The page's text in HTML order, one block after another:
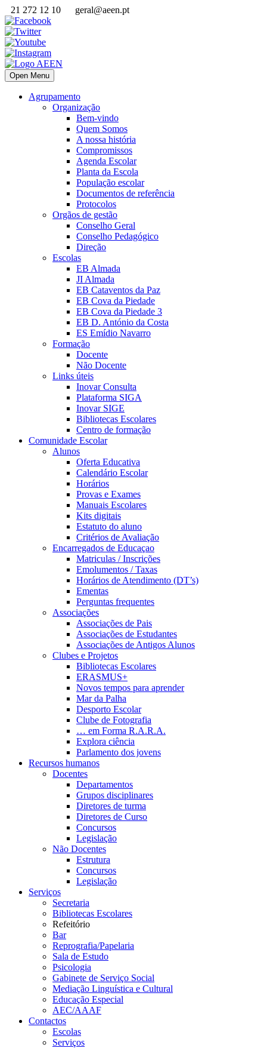
21 272 12 10 geral@aeen.pt
Open Menu
Agrupamento
Organização
Bem-vindo
Quem Somos
A nossa história
Compromissos
Agenda Escolar
Planta da Escola
População escolar
Documentos de referência
Protocolos
Orgãos de gestão
Conselho Geral
Conselho Pedagógico
Direção
Escolas
EB Almada
JI Almada
EB Cataventos da Paz
EB Cova da Piedade
EB Cova da Piedade 3
EB D. António da Costa
ES Emídio Navarro
Formação
Docente
Não Docente
Links úteis
Inovar Consulta
Plataforma SIGA
Inovar SIGE
Bibliotecas Escolares
Centro de formação
Comunidade Escolar
Alunos
Oferta Educativa
Calendário Escolar
Horários
Provas e Exames
Manuais Escolares
Kits digitais
Estatuto do aluno
Critérios de Avaliação
Encarregados de Educaçao
Matriculas / Inscrições
Emolumentos / Taxas
Horários de Atendimento (DT’s)
Ementas
Perguntas frequentes
Associações
Associações de Pais
Associações de Estudantes
Associações de Antigos Alunos
Clubes e Projetos
Bibliotecas Escolares
ERASMUS+
Novos tempos para aprender
Mar da Palha
Desporto Escolar
Clube de Fotografia
… em Forma R.A.R.A.
Explora ciência
Parlamento dos jovens
Recursos humanos
Docentes
Departamentos
Grupos disciplinares
Diretores de turma
Diretores de Curso
Concursos
Legislação
Não Docentes
Estrutura
Concursos
Legislação
Serviços
Secretaria
Bibliotecas Escolares
Refeitório
Bar
Reprografia/Papelaria
Sala de Estudo
Psicologia
Gabinete de Serviço Social
Mediação Linguística e Cultural
Educação Especial
AEC/AAAF
Contactos
Escolas
Serviços